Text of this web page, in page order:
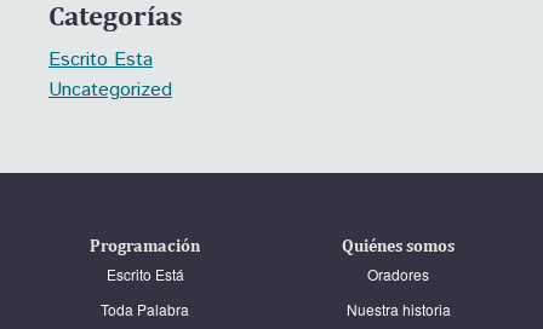
Categorías
Escrito Esta
Uncategorized
Programación
Escrito Está
Toda Palabra
Quiénes somos
Oradores
Nuestra historia